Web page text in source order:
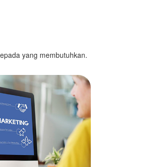
yang membutuhkan.